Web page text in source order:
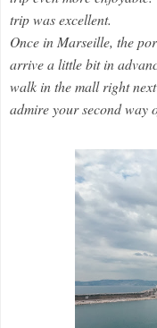
trip was excellent.
Once in Marseille, the
arrive a little bit in
walk in the mall right
admire your second way